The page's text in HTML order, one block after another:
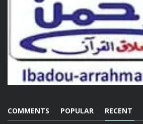
RECENT
POPULAR
COMMENTS